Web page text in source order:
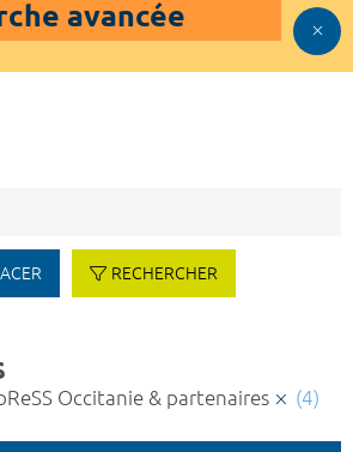
avancée
RECHERCHER
Occitanie & partenaires (4)